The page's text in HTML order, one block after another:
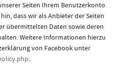
Seiten Ihrem Benutzerkonto
dass wir als Anbieter der Seiten
übermittelten Daten sowie deren
Weitere Informationen hierzu
von Facebook unter
.